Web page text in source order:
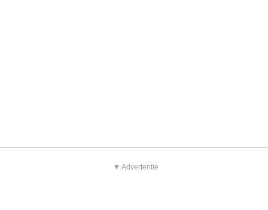
▼ Advertentie